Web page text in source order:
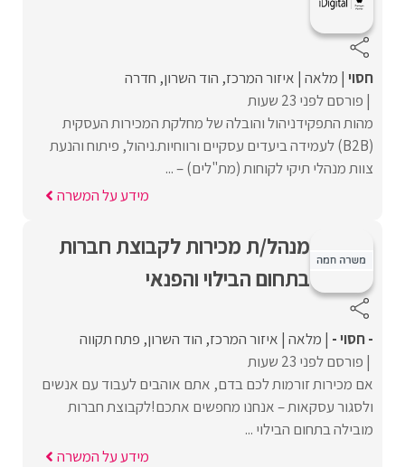
חסוי מלאה איזור המרכז הוד השרון חדרה
פורסם לפני 23 שעות
מהות התפקידניהול והובלה של מחלקת המכירות העסקית
(B2B) לעמידה ביעדים עסקיים ורווחיות.ניהול, פיתוח והנעת
צוות מנהלי תיקי לקוחות (מת"לים) – ...
מידע על המשרה
מנהל/ת מכירות לקבוצת חברות
בתחום הבילוי והפנאי
- חסוי - מלאה איזור המרכז הוד השרון פתח תקווה
פורסם לפני 23 שעות
אם מכירות זורמות לכם בדם, אתם אוהבים לעבוד עם אנשים
ולסגור עסקאות – אנחנו מחפשים אתכם!לקבוצת חברות
מובילה בתחום הבילוי ...
מידע על המשרה